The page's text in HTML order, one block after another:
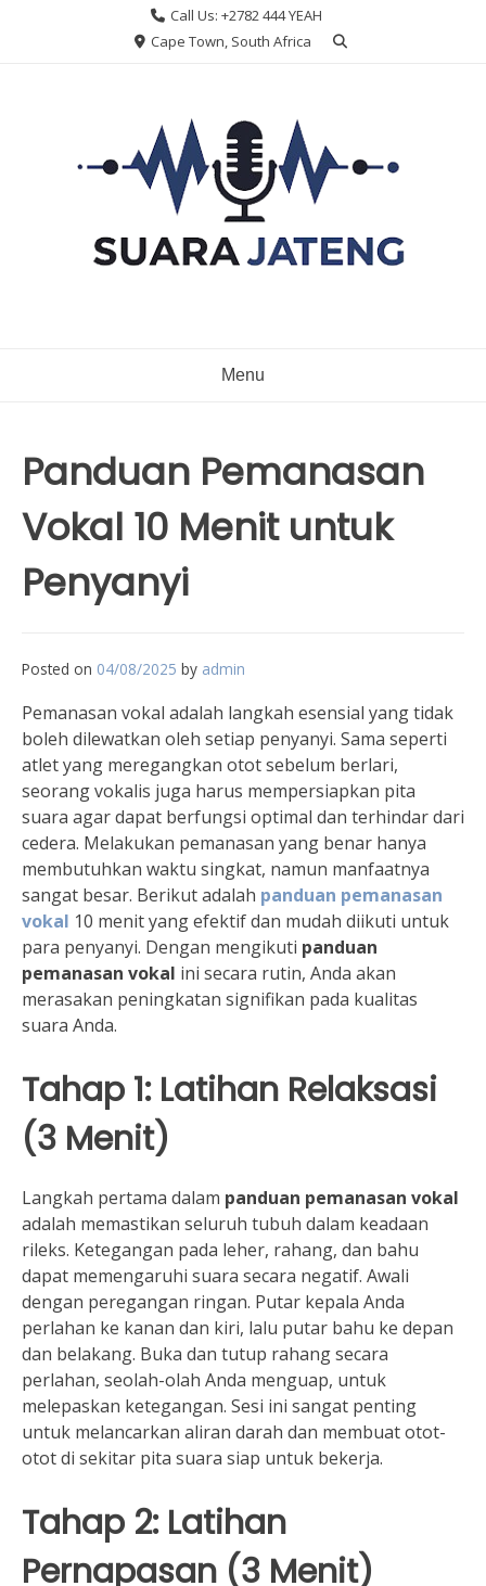
Call Us: +2782 444 YEAH
Cape Town, South Africa
Menu
Panduan Pemanasan
Vokal 10 Menit untuk
Penyanyi
Posted on 04/08/2025 by admin
Pemanasan vokal adalah langkah esensial yang tidak
boleh dilewatkan oleh setiap penyanyi. Sama seperti
atlet yang meregangkan otot sebelum berlari,
seorang vokalis juga harus mempersiapkan pita
suara agar dapat berfungsi optimal dan terhindar dari
cedera. Melakukan pemanasan yang benar hanya
membutuhkan waktu singkat, namun manfaatnya
sangat besar. Berikut adalah panduan pemanasan
vokal 10 menit yang efektif dan mudah diikuti untuk
para penyanyi. Dengan mengikuti panduan
pemanasan vokal ini secara rutin, Anda akan
merasakan peningkatan signifikan pada kualitas
suara Anda.
Tahap 1: Latihan Relaksasi
(3 Menit)
Langkah pertama dalam panduan pemanasan vokal
adalah memastikan seluruh tubuh dalam keadaan
rileks. Ketegangan pada leher, rahang, dan bahu
dapat memengaruhi suara secara negatif. Awali
dengan peregangan ringan. Putar kepala Anda
perlahan ke kanan dan kiri, lalu putar bahu ke depan
dan belakang. Buka dan tutup rahang secara
perlahan, seolah-olah Anda menguap, untuk
melepaskan ketegangan. Sesi ini sangat penting
untuk melancarkan aliran darah dan membuat otot-
otot di sekitar pita suara siap untuk bekerja.
Tahap 2: Latihan
Pernapasan (3 Menit)